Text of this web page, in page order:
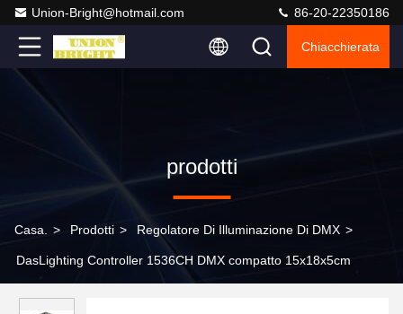
Union-Bright@hotmail.com 86-20-22350186
Chiacchierata
prodotti
Casa. > Prodotti > Regolatore Di Illuminazione Di DMX >
DasLighting Controller 1536CH DMX compatto 15x18x5cm